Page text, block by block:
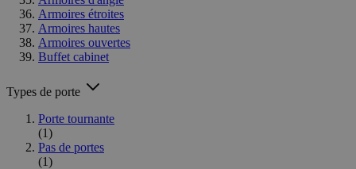
Armoires étroites
Armoires hautes
Armoires ouvertes
Buffet cabinet
Types de porte
Porte tournante
(1)
Pas de portes
(1)